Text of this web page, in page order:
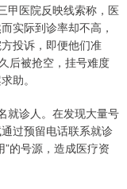
甲医院反映线索称，医
实际到诊率却不高，
投诉，即便他们准
后被抢空，挂号难度
助。
就诊人。在发现大量号
过预留电话联系就诊
的号源，造成医疗资